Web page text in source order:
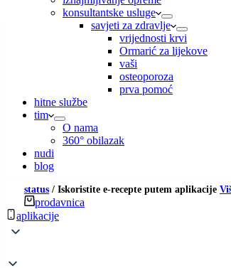
konsultantske usluge
savjeti za zdravlje
vrijednosti krvi
Ormarić za lijekove
vaši
osteoporoza
prva pomoć
hitne službe
tim
O nama
360° obilazak
nudi
blog
status / Iskoristite e-recepte putem aplikacije
prodavnica
aplikacije